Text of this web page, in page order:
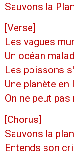
Sauvons la
[Verse]
Les vagues
Un océan
Les poissons
Une planète en
On ne peut pas
[Chorus]
Sauvons la
Entends son cri